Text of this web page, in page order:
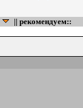
|| рекомендуем::